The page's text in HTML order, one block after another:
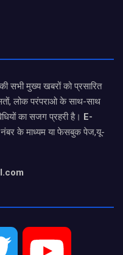
सभी मुख्य खबरों को प्रसारित
लोक परंपराओ के साथ-साथ
का सजग प्रहरी है। E-
के माध्यम या फेसबुक पेज,यू-